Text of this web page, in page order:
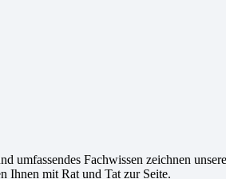
umfassendes Fachwissen zeichnen
Ihnen mit Rat und Tat zur Seite.